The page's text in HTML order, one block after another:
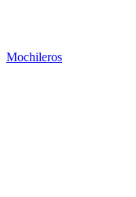
Mochileros